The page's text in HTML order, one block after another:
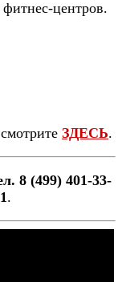
центров.
ЗДЕСЬ.
8 (499) 401-33-
.